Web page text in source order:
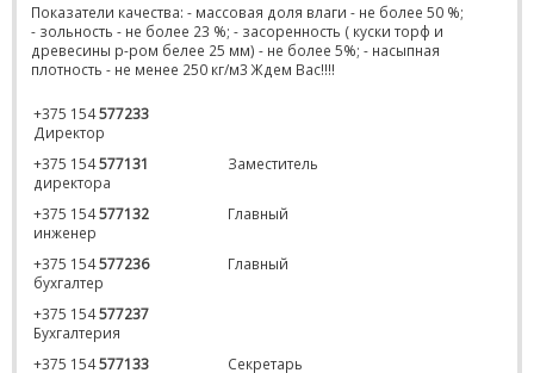
Показатели качества: - массовая доля влаги - не более 50 %;
- зольность - не более 23 %; - засоренность ( куски торф и
древесины р-ром белее 25 мм) - не более 5%; - насыпная
плотность - не менее 250 кг/м3 Ждем Вас!!!!
+375 154577233
Директор
+375 154577131
Заместитель
директора
+375 154577132
Главный
инженер
+375 154577236
Главный
бухгалтер
+375 154577237
Бухгалтерия
+375 154577133 Секретарь